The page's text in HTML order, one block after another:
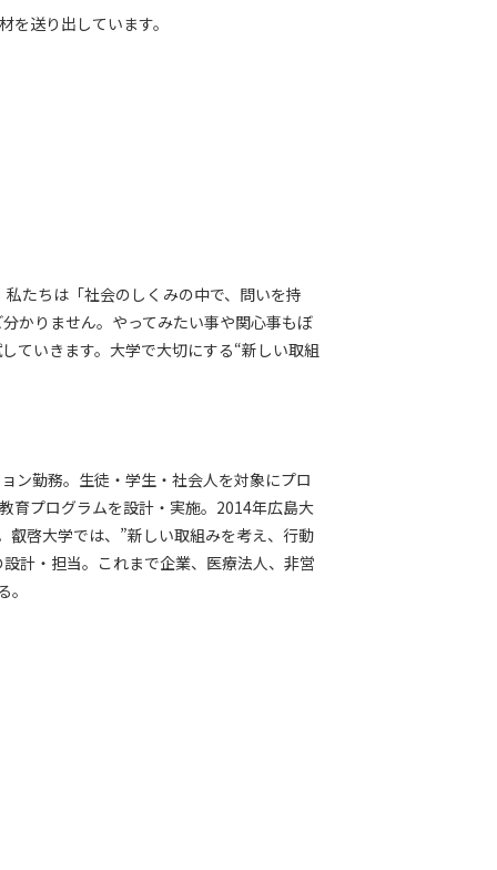
送り出しています。
たちは「社会のしくみの中で、問いを持
かりません。やってみたい事や関心事もぼ
ていきます。大学で大切にする“新しい取組
ン勤務。生徒・学生・社会⼈を対象にプロ
プログラムを設計・実施。2014年広島⼤
叡啓大学では、”新しい取組みを考え、⾏動
計・担当。これまで企業、医療法⼈、⾮営